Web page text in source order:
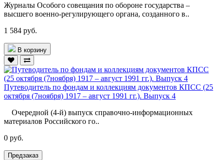
Журналы Особого совещания по обороне государства –
высшего военно-регулирующего органа, созданного в..
1 584 руб.
В корзину
Путеводитель по фондам и коллекциям документов КПСС (25
октября (7ноября) 1917 – август 1991 гг.). Выпуск 4
Очередной (4-й) выпуск справочно-информационных
материалов Российского го..
0 руб.
Предзаказ